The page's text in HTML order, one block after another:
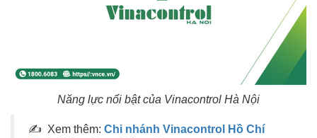
Năng lực nổi bật của Vinacontrol Hà Nội
✍ Xem thêm: Chi nhánh Vinacontrol Hồ Chí